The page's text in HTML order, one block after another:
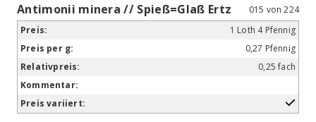
Antimonii minera // Spieß=Glaß Ertz
015 von 224
1 Loth 4 Pfennig
0,27 Pfennig
0,25 fach